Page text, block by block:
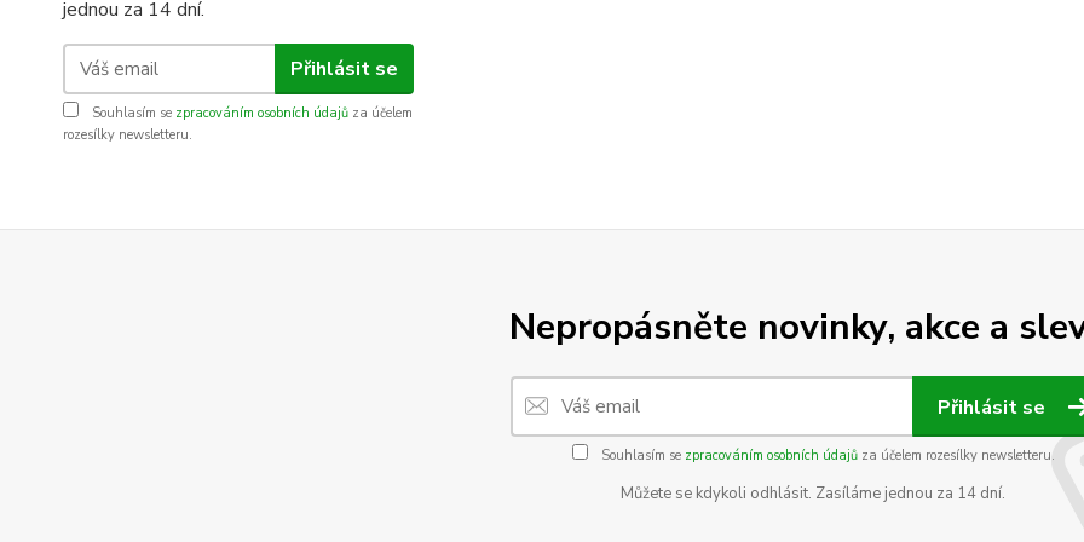
jednou za 14 dní.
Přihlásit se
Souhlasím se zpracováním osobních údajů za účelem
rozesílky newsletteru.
Nepropásněte novinky, akce a
Přihlásit se
Souhlasím se zpracováním osobních údajůza účelem rozesílky newsletteru.
Můžete se kdykoli odhlásit. Zasíláme jednou za 14 dní.